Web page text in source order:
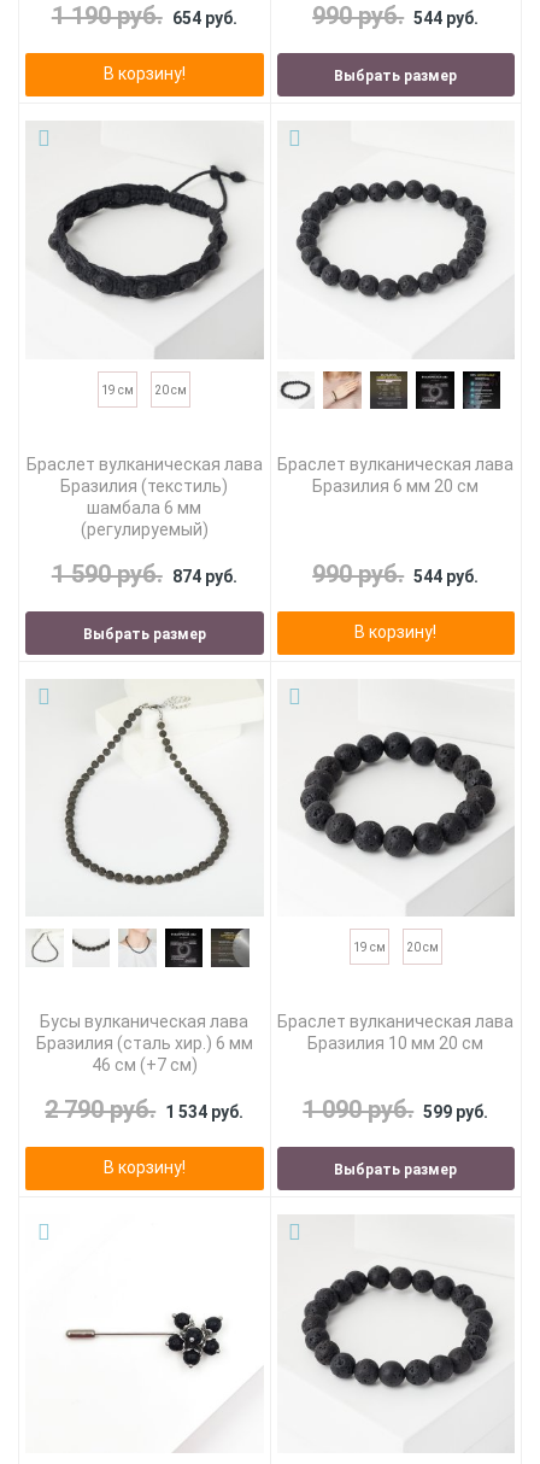
1 190 руб. 654 руб.
В корзину!
990 руб. 544 руб.
Выбрать размер
19 см 20 см
Браслет вулканическая лава
Бразилия (текстиль)
шамбала 6 мм
(регулируемый)
1 590 руб. 874 руб.
Выбрать размер
Браслет вулканическая лава
Бразилия 6 мм 20 см
990 руб. 544 руб.
В корзину!
Бусы вулканическая лава
Бразилия (сталь хир.) 6 мм
46 см (+7 см)
2 790 руб. 1 534 руб.
В корзину!
19 см 20 см
Браслет вулканическая лава
Бразилия 10 мм 20 см
1 090 руб. 599 руб.
Выбрать размер